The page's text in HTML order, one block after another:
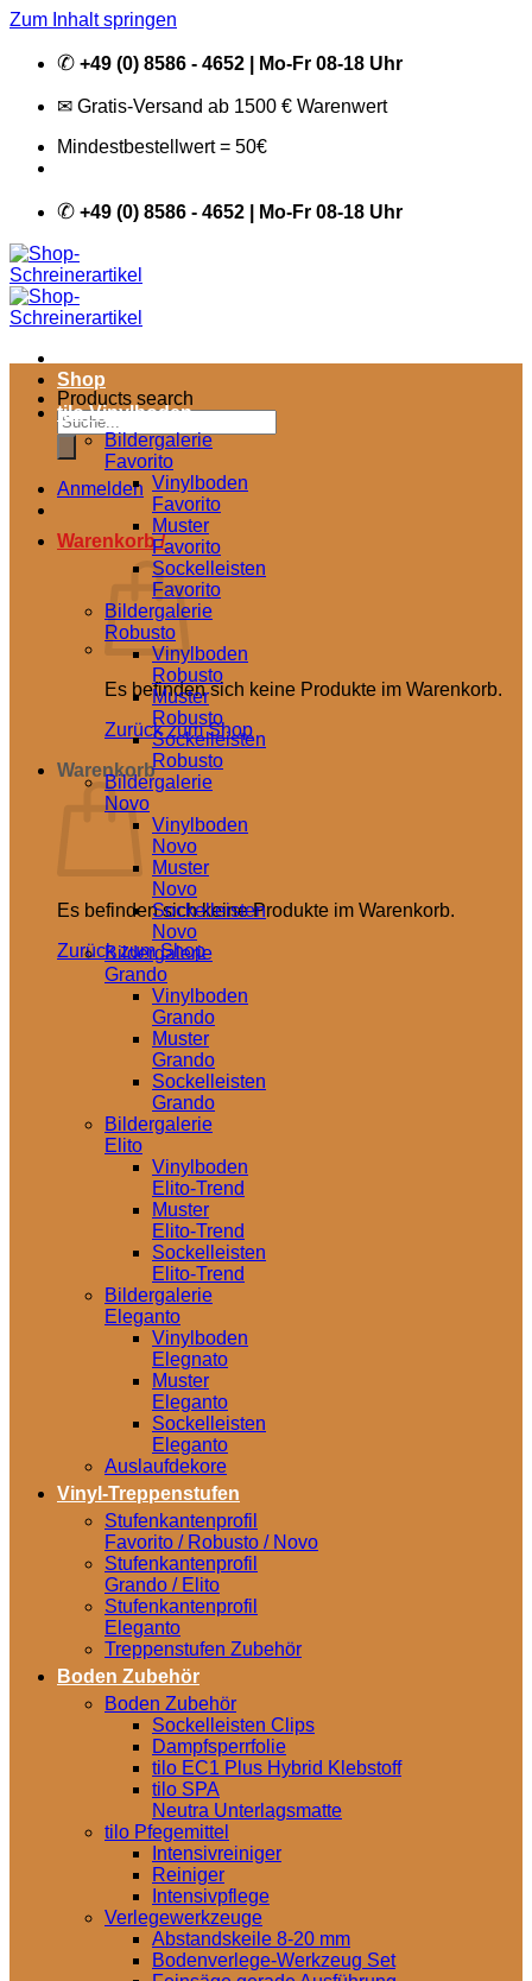
Zum Inhalt springen
✆ +49 (0) 8586 - 4652 | Mo-Fr 08-18 Uhr
✉ Gratis-Versand ab 1500 € Warenwert
Mindestbestellwert = 50€
✆ +49 (0) 8586 - 4652 | Mo-Fr 08-18 Uhr
Products search
Anmelden
Warenkorb /0,00€
Es befinden sich keine Produkte im Warenkorb.
Zurück zum Shop
Warenkorb
Es befinden sich keine Produkte im Warenkorb.
Zurück zum Shop
Shop
tilo Vinylboden
Bildergalerie
Favorito
Vinylboden
Favorito
Muster
Favorito
Sockelleisten
Favorito
Bildergalerie
Robusto
Vinylboden
Robusto
Muster
Robusto
Sockelleisten
Robusto
Bildergalerie
Novo
Vinylboden
Novo
Muster
Novo
Sockelleisten
Novo
Bildergalerie
Grando
Vinylboden
Grando
Muster
Grando
Sockelleisten
Grando
Bildergalerie
Elito
Vinylboden
Elito-Trend
Muster
Elito-Trend
Sockelleisten
Elito-Trend
Bildergalerie
Eleganto
Vinylboden
Elegnato
Muster
Eleganto
Sockelleisten
Eleganto
Auslaufdekore
Vinyl-Treppenstufen
Stufenkantenprofil
Favorito / Robusto / Novo
Stufenkantenprofil
Grando / Elito
Stufenkantenprofil
Eleganto
Treppenstufen Zubehör
Boden Zubehör
Boden Zubehör
Sockelleisten Clips
Dampfsperrfolie
tilo EC1 Plus Hybrid Klebstoff
tilo SPA
Neutra Unterlagsmatte
tilo Pfegemittel
Intensivreiniger
Reiniger
Intensivpflege
Verlegewerkzeuge
Abstandskeile 8-20 mm
Bodenverlege-Werkzeug Set